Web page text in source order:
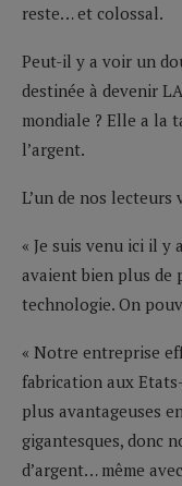
reste… et colossal.
Peut-il y a voir un
destinée à devenir
mondiale ? Elle a la
l’argent.
L’un de nos
« Je suis venu ici il y
avaient bien plus de
technologie. On
« Notre entreprise
fabrication aux
plus avantageuses
gigantesques, donc
d’argent… même